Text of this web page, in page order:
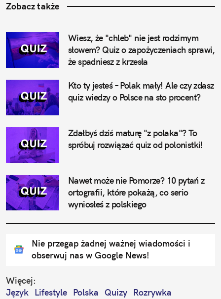
Zobacz także
Wiesz, że "chleb" nie jest rodzimym
słowem? Quiz o zapożyczeniach sprawi,
że spadniesz z krzesła
Kto ty jesteś – Polak mały! Ale czy zdasz
quiz wiedzy o Polsce na sto procent?
Zdałbyś dziś maturę "z polaka"? To
spróbuj rozwiązać quiz od polonistki!
Nawet może nie Pomorze? 10 pytań z
ortografii, które pokażą, co serio
wyniosłeś z polskiego
Nie przegap żadnej ważnej wiadomości i
obserwuj nas w Google News!
Więcej:
Język Lifestyle Polska Quizy Rozrywka